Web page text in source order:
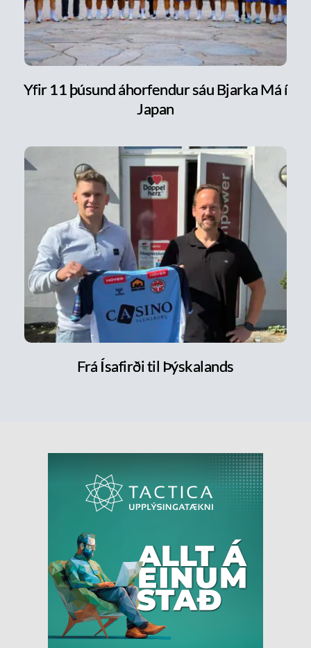
Yfir 11 þúsund áhorfendur sáu Bjarka Má í
Japan
Frá Ísafirði til Þýskalands